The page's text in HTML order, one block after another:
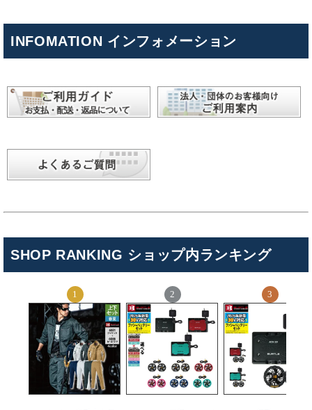
INFOMATION インフォメーション
SHOP RANKING ショップ内ランキング